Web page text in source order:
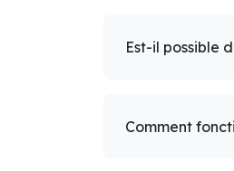
Est-il possible
Comment